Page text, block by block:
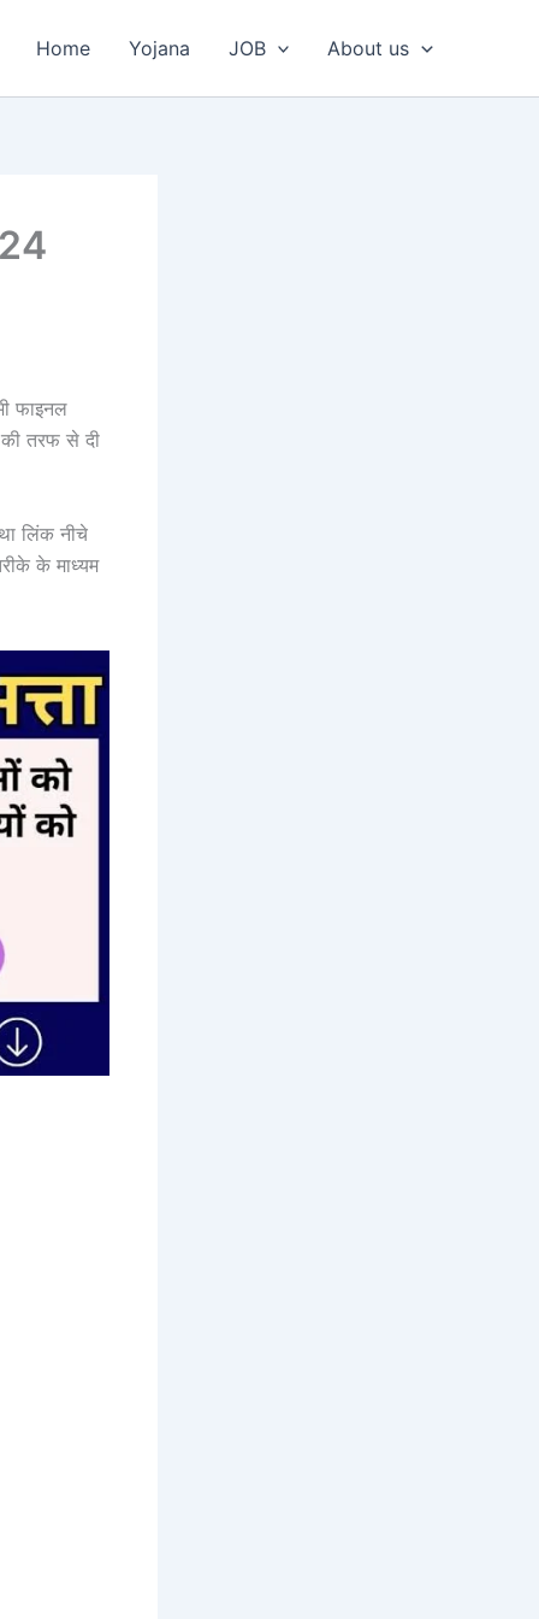
Home Yojana JOB About us
फाइनल
तरफ से दी
लिंक नीचे
के माध्यम